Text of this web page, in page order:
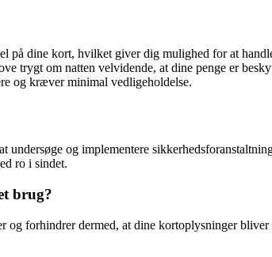
på dine kort, hvilket giver dig mulighed for at
trygt om natten velvidende, at dine penge er
og kræver minimal vedligeholdelse.
og implementere
ro i sindet.
brug?
forhindrer dermed, at dine kortoplysninger